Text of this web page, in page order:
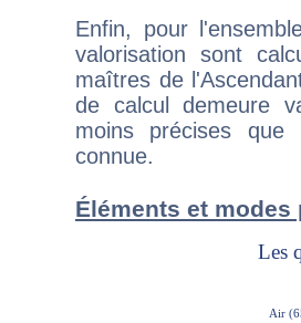
Enfin, pour
valorisation sont
maîtres de
de calcul demeure
moins précises que
connue.
Éléments et modes